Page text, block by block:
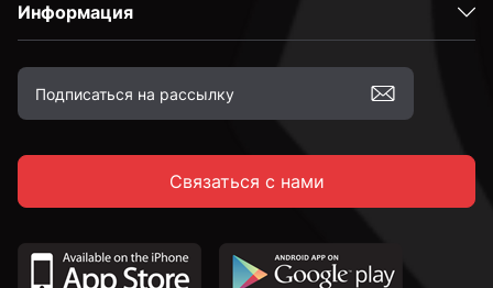
Информация
Связаться с нами